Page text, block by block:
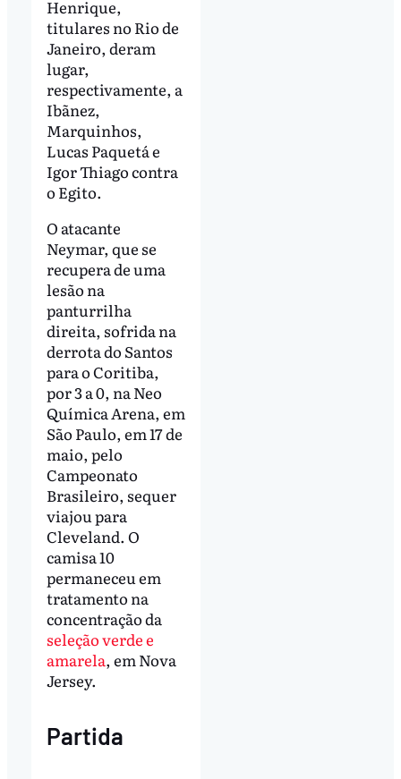
Henrique,
titulares no Rio de
Janeiro, deram
lugar,
respectivamente, a
Ibãnez,
Marquinhos,
Lucas Paquetá e
Igor Thiago contra
o Egito.
O atacante
Neymar, que se
recupera de uma
lesão na
panturrilha
direita, sofrida na
derrota do Santos
para o Coritiba,
por 3 a 0, na Neo
Química Arena, em
São Paulo, em 17 de
maio, pelo
Campeonato
Brasileiro, sequer
viajou para
Cleveland. O
camisa 10
permaneceu em
tratamento na
concentração da
seleção verde e
amarela, em Nova
Jersey.
Partida